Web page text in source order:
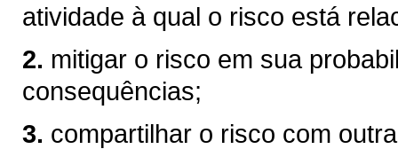
atividade à qual o risco está
2. mitigar o risco em sua
consequências;
3. compartilhar o risco com